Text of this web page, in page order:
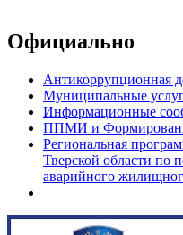
Официально
Антикоррупционная
Муниципальные
Информационные
ППМИ и
Региональная
Тверской области по
аварийного